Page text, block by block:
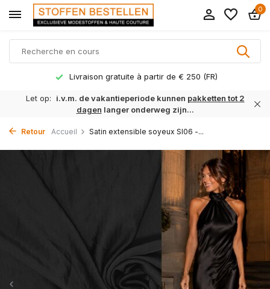
0
Livraison gratuite à partir de € 250 (FR)
Let op: i.v.m. de vakantieperiode kunnen pakketten tot 2
dagen langer onderweg zijn...
Retour Accueil Satin extensible soyeux SI06 -...